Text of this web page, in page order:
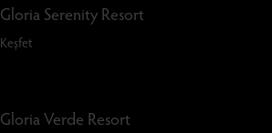
Gloria Serenity Resort
Keşfet
Gloria Verde Resort